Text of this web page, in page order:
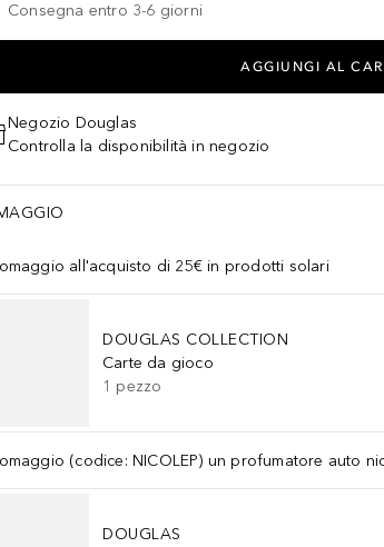
Consegna entro 3-6 giorni
AGGIUNGI AL
Negozio Douglas
Controlla la disponibilità in negozio
all'acquisto di 25€ in prodotti solari
DOUGLAS COLLECTION
Carte da gioco
1 pezzo
(codice: NICOLEP) un profumatore auto
DOUGLAS